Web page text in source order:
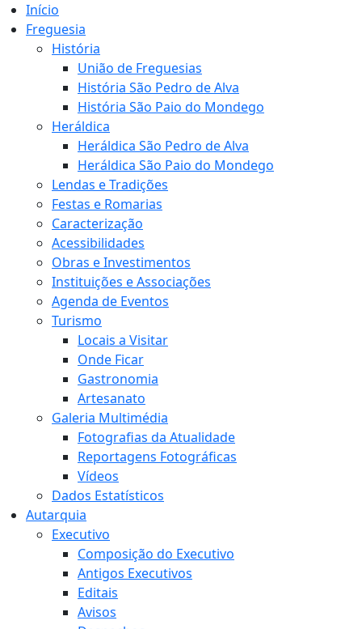
Início
Freguesia
História
União de Freguesias
História São Pedro de Alva
História São Paio do Mondego
Heráldica
Heráldica São Pedro de Alva
Heráldica São Paio do Mondego
Lendas e Tradições
Festas e Romarias
Caracterização
Acessibilidades
Obras e Investimentos
Instituições e Associações
Agenda de Eventos
Turismo
Locais a Visitar
Onde Ficar
Gastronomia
Artesanato
Galeria Multimédia
Fotografias da Atualidade
Reportagens Fotográficas
Vídeos
Dados Estatísticos
Autarquia
Executivo
Composição do Executivo
Antigos Executivos
Editais
Avisos